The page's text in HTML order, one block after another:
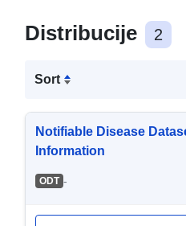
Distribucije 2
Sort
Notifiable Disease
Information
ODT -